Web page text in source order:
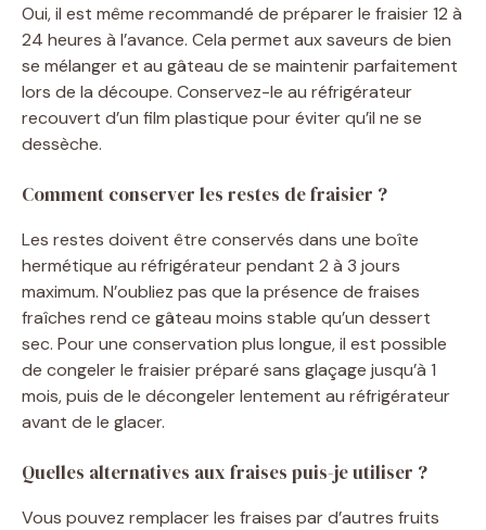
Oui, il est même recommandé de préparer le fraisier 12 à
24 heures à l’avance. Cela permet aux saveurs de bien
se mélanger et au gâteau de se maintenir parfaitement
lors de la découpe. Conservez-le au réfrigérateur
recouvert d’un film plastique pour éviter qu’il ne se
dessèche.
Comment conserver les restes de fraisier ?
Les restes doivent être conservés dans une boîte
hermétique au réfrigérateur pendant 2 à 3 jours
maximum. N’oubliez pas que la présence de fraises
fraîches rend ce gâteau moins stable qu’un dessert
sec. Pour une conservation plus longue, il est possible
de congeler le fraisier préparé sans glaçage jusqu’à 1
mois, puis de le décongeler lentement au réfrigérateur
avant de le glacer.
Quelles alternatives aux fraises puis-je utiliser ?
Vous pouvez remplacer les fraises par d’autres fruits